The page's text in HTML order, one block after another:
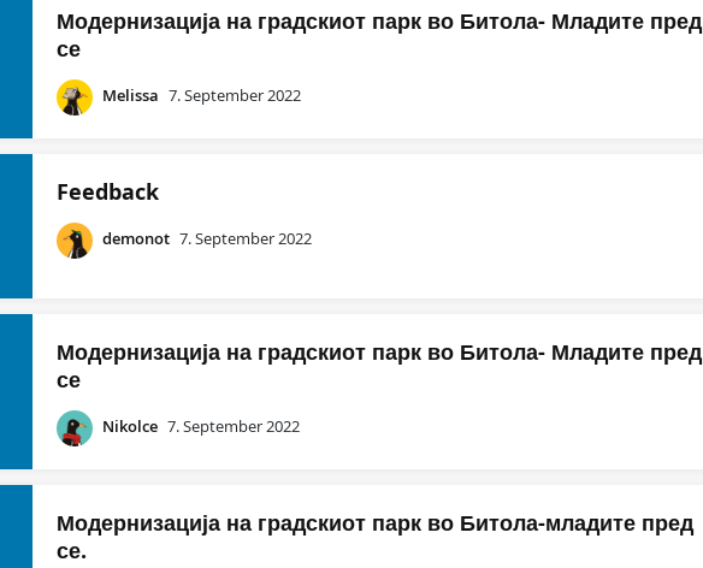
Модернизација на градскиот парк во Битола- Младите пред
се
Melissa 7. September 2022
Feedback
demonot 7. September 2022
Модернизација на градскиот парк во Битола- Младите пред
се
Nikolce 7. September 2022
Модернизација на градскиот парк во Битола-младите пред
се.